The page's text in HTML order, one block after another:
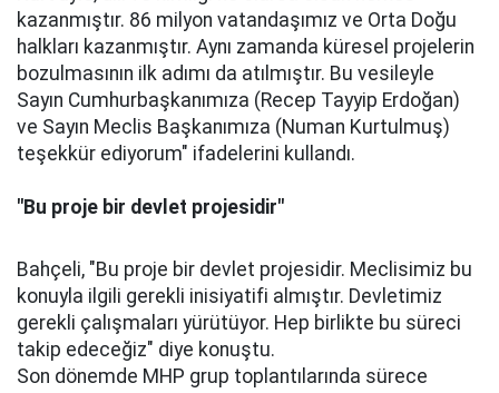
kazanmıştır. 86 milyon vatandaşımız ve Orta Doğu
halkları kazanmıştır. Aynı zamanda küresel projelerin
bozulmasının ilk adımı da atılmıştır. Bu vesileyle
Sayın Cumhurbaşkanımıza (Recep Tayyip Erdoğan)
ve Sayın Meclis Başkanımıza (Numan Kurtulmuş)
teşekkür ediyorum" ifadelerini kullandı.
"Bu proje bir devlet projesidir"
Bahçeli, "Bu proje bir devlet projesidir. Meclisimiz bu
konuyla ilgili gerekli inisiyatifi almıştır. Devletimiz
gerekli çalışmaları yürütüyor. Hep birlikte bu süreci
takip edeceğiz" diye konuştu.
Son dönemde MHP grup toplantılarında sürece